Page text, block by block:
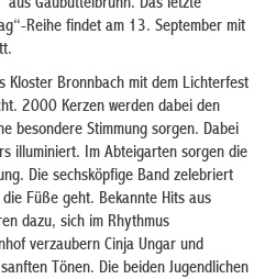
aus Gaubüttelbrunn. Das letzte
Reihe findet am 13. September mit
Kloster Bronnbach mit dem Lichterfest
2000 Kerzen werden dabei den
besondere Stimmung sorgen. Dabei
illuminiert. Im Abteigarten sorgen die
Die sechsköpfige Band zelebriert
Füße geht. Bekannte Hits aus
dazu, sich im Rhythmus
verzaubern Cinja Ungar und
Tönen. Die beiden Jugendlichen